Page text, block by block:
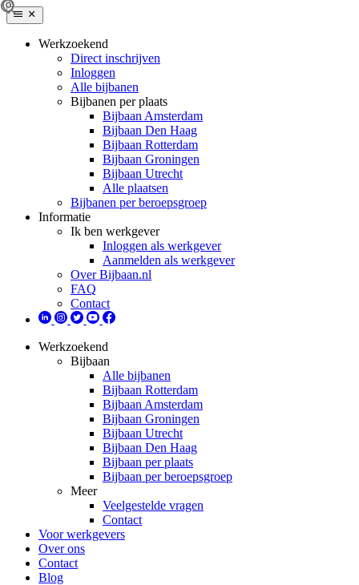
Werkzoekend
Direct inschrijven
Inloggen
Alle bijbanen
Bijbanen per plaats
Bijbaan Amsterdam
Bijbaan Den Haag
Bijbaan Rotterdam
Bijbaan Groningen
Bijbaan Utrecht
Alle plaatsen
Bijbanen per beroepsgroep
Informatie
Ik ben werkgever
Inloggen als werkgever
Aanmelden als werkgever
Over Bijbaan.nl
FAQ
Contact
Werkzoekend
Bijbaan
Alle bijbanen
Bijbaan Rotterdam
Bijbaan Amsterdam
Bijbaan Groningen
Bijbaan Utrecht
Bijbaan Den Haag
Bijbaan per plaats
Bijbaan per beroepsgroep
Meer
Veelgestelde vragen
Contact
Voor werkgevers
Over ons
Contact
Blog